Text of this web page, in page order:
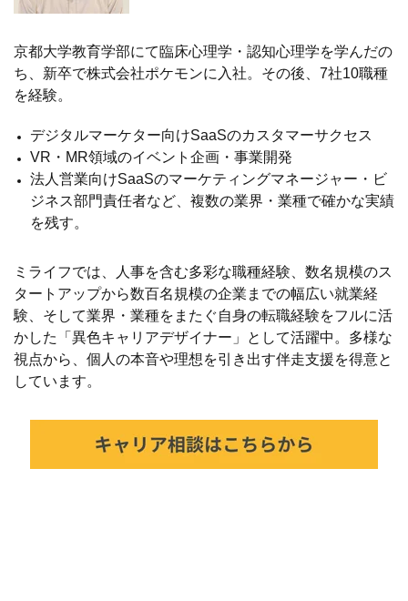
京都大学教育学部にて臨床心理学・認知心理学を学んだの
ち、新卒で株式会社ポケモンに入社。その後、7社10職種
を経験。
デジタルマーケター向けSaaSのカスタマーサクセス
VR・MR領域のイベント企画・事業開発
法人営業向けSaaSのマーケティングマネージャー・ビ
ジネス部門責任者など、複数の業界・業種で確かな実績
を残す。
ミライフでは、人事を含む多彩な職種経験、数名規模のス
タートアップから数百名規模の企業までの幅広い就業経
験、そして業界・業種をまたぐ自身の転職経験をフルに活
かした「異色キャリアデザイナー」として活躍中。多様な
視点から、個人の本音や理想を引き出す伴走支援を得意と
しています。